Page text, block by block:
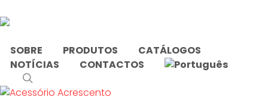
to
content
SOBRE PRODUTOS
CATÁLOGOS
NOTÍCIAS
CONTACTOS
Início Produtos etiquetados com “Acrescento”